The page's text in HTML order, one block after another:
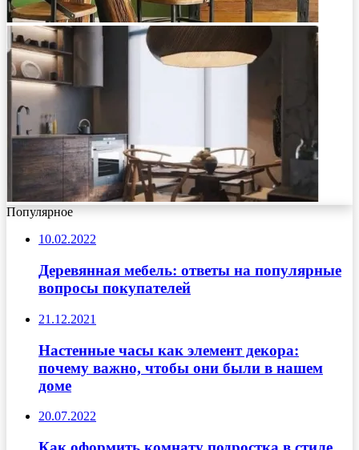
Популярное
10.02.2022
Деревянная мебель: ответы на популярные
вопросы покупателей
21.12.2021
Настенные часы как элемент декора:
почему важно, чтобы они были в нашем
доме
20.07.2022